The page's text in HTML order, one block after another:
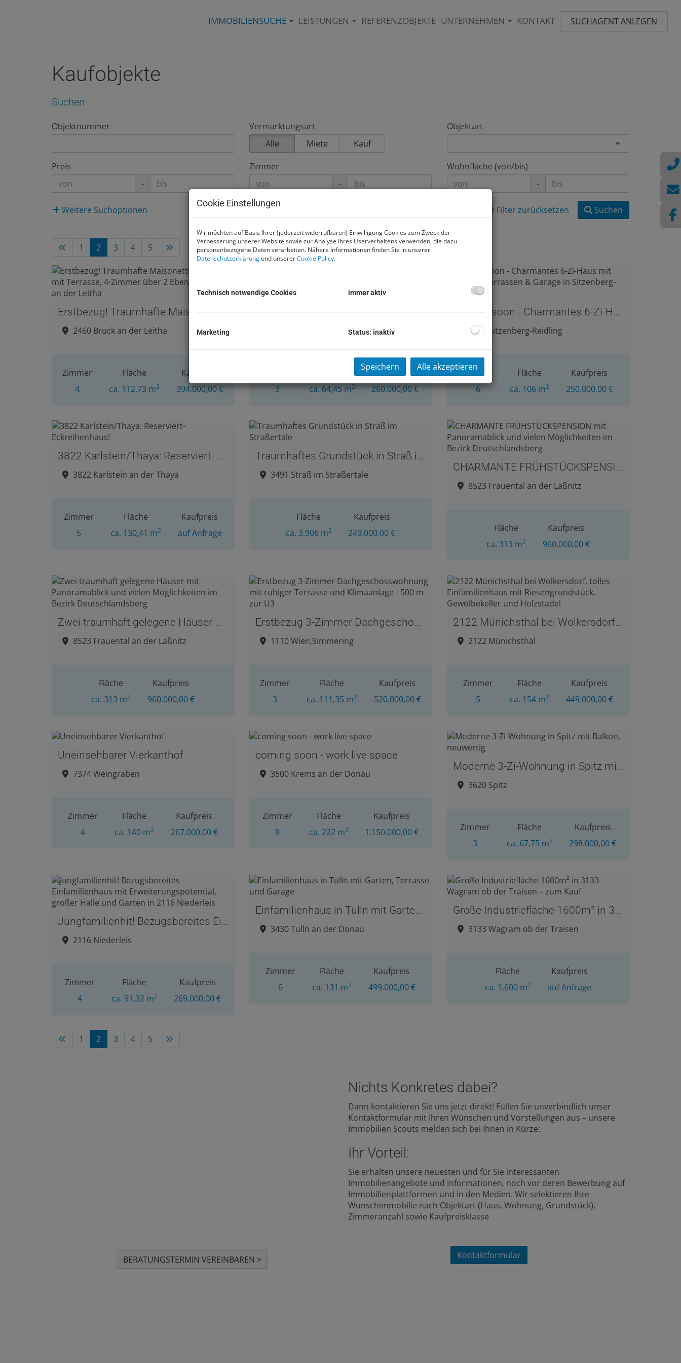
IMMOBILIENSUCHE LEISTUNGEN REFERENZOBJEKTE UNTERNEHMEN KONTAKT SUCHAGENT ANLEGEN
Kaufobjekte
Suchen
Objektnummer
Vermarktungsart
Alle
Miete Kauf
Objektart
Preis
-
Zimmer
-
Wohnfläche (von/bis)
-
Weitere Suchoptionen Filter zurücksetzen Suchen
1 2 3 4 5
2460 Bruck an der Leitha
Zimmer
4
Fläche
ca. 112,73 m2
Kaufpreis
394.000,00 €
2460 Bruck an der Leitha
3
ca. 64,45 m2
Kaufpreis
260.000,00 €
coming soon - Charmantes 6-Zi-Haus mit Garten, 3 Terrassen & Garage in Sitzenberg-Reidling
3454 Sitzenberg-Reidling
Zimmer
6
Fläche
ca. 106 m2
Kaufpreis
250.000,00 €
3822 Karlstein/Thaya: Reserviert- Eckreihenhaus!
3822 Karlstein an der Thaya
Zimmer
5
Fläche
ca. 130,41 m2
Kaufpreis
auf Anfrage
Traumhaftes Grundstück in Straß im Straßertale
3491 Straß im Straßertale
Fläche
ca. 3.906 m2
Kaufpreis
249.000,00 €
CHARMANTE FRÜHSTÜCKSPENSION mit Panoramablick und vielen Möglichkeiten im Bezirk Deutschlandsberg
8523 Frauental an der Laßnitz
Fläche
ca. 313 m2
Kaufpreis
960.000,00 €
Zwei traumhaft gelegene Häuser mit Panoramablick und vielen Möglichkeiten im Bezirk Deutschlandsberg
8523 Frauental an der Laßnitz
Fläche
ca. 313 m2
Kaufpreis
960.000,00 €
Erstbezug 3-Zimmer Dachgeschosswohnung mit ruhiger Terrasse und Klimaanlage - 500 m zur U3
1110 Wien,Simmering
Zimmer
3
Fläche
ca. 111,35 m2
Kaufpreis
520.000,00 €
2122 Münichsthal bei Wolkersdorf, tolles Einfamilienhaus mit Riesengrundstück, Gewölbekeller und Holzstadel
2122 Münichsthal
Zimmer
5
Fläche
ca. 154 m2
Kaufpreis
449.000,00 €
Uneinsehbarer Vierkanthof
7374 Weingraben
Zimmer
4
Fläche
ca. 140 m2
Kaufpreis
267.000,00 €
coming soon - work live space
3500 Krems an der Donau
Zimmer
8
Fläche
ca. 222 m2
Kaufpreis
1.150.000,00 €
Moderne 3-Zi-Wohnung in Spitz mit Balkon, neuwertig
3620 Spitz
Zimmer
3
Fläche
ca. 67,75 m2
Kaufpreis
298.000,00 €
Jungfamilienhit! Bezugsbereites Einfamilienhaus mit Erweiterungspotential, großer Halle und Garten in 2116 Niederleis
2116 Niederleis
Zimmer
4
Fläche
ca. 91,32 m2
Kaufpreis
269.000,00 €
Einfamilienhaus in Tulln mit Garten, Terrasse und Garage
3430 Tulln an der Donau
Zimmer
6
Fläche
ca. 131 m2
Kaufpreis
499.000,00 €
Große Industriefläche 1600m² in 3133 Wagram ob der Traisen – zum Kauf
3133 Wagram ob der Traisen
Fläche
ca. 1.600 m2
Kaufpreis
auf Anfrage
1 2 3 4 5
BERATUNGSTERMIN VEREINBAREN >
Nichts Konkretes dabei?
Dann kontaktieren Sie uns jetzt direkt! Füllen Sie unverbindlich unser
Kontaktformular mit Ihren Wünschen und Vorstellungen aus – unsere
Immobilien Scouts melden sich bei Ihnen in Kürze:
Ihr Vorteil:
Sie erhalten unsere neuesten und für Sie interessanten
Immobilienangebote und Informationen, noch vor deren Bewerbung auf
Immobilienplattformen und in den Medien. Wir selektieren Ihre
Wunschimmobilie nach Objektart (Haus, Wohnung, Grundstück),
Zimmeranzahl sowie Kaufpreisklasse
Kontaktformular
Cookie Einstellungen
Wir möchten auf Basis Ihrer (jederzeit widerrufbaren) Einwilligung Cookies zum Zweck der
Verbesserung unserer Website sowie zur Analyse Ihres Userverhaltens verwenden, die dazu
personenbezogene Daten verarbeiten. Nähere Informationen finden Sie in unserer
Datenschutzerklärung und unsererCookie Policy.
Technisch notwendige Cookies immer aktiv
Marketing Status: inaktiv
Speichern Alle akzeptieren